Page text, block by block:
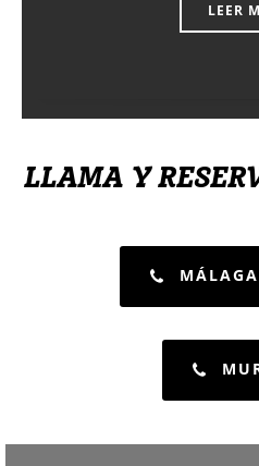
LEER
LLAMA Y